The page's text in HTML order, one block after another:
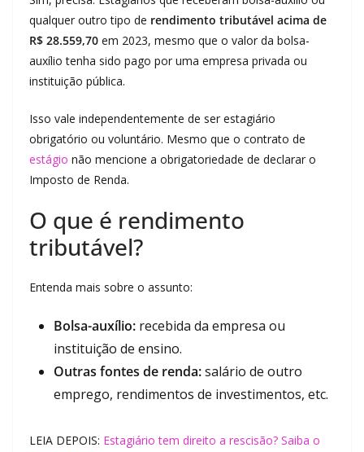
qualquer outro tipo de rendimento tributável acima de
R$ 28.559,70 em 2023, mesmo que o valor da bolsa-
auxílio tenha sido pago por uma empresa privada ou
instituição pública.
Isso vale independentemente de ser estagiário
obrigatório ou voluntário. Mesmo que o contrato de
estágio não mencione a obrigatoriedade de declarar o
Imposto de Renda.
O que é rendimento
tributável?
Entenda mais sobre o assunto:
Bolsa-auxílio: recebida da empresa ou
instituição de ensino.
Outras fontes de renda:salário de outro
emprego, rendimentos de investimentos, etc.
LEIA DEPOIS: Estagiário tem direito a rescisão? Saiba o